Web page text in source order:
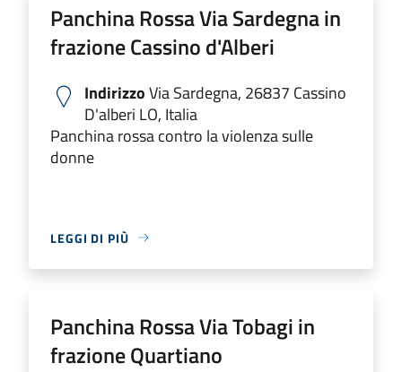
Panchina Rossa Via Sardegna in
frazione Cassino d'Alberi
IndirizzoVia Sardegna, 26837 Cassino
D'alberi LO, Italia
Panchina rossa contro la violenza sulle
donne
LEGGI DI PIÙ
Panchina Rossa Via Tobagi in
frazione Quartiano